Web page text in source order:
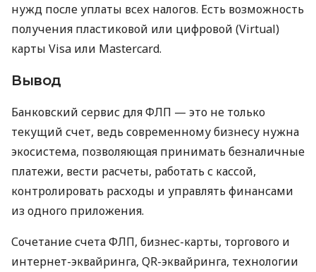
нужд после уплаты всех налогов. Есть возможность
получения пластиковой или цифровой (Virtual)
карты Visa или Mastercard.
Вывод
Банковский сервис для ФЛП — это не только
текущий счет, ведь современному бизнесу нужна
экосистема, позволяющая принимать безналичные
платежи, вести расчеты, работать с кассой,
контролировать расходы и управлять финансами
из одного приложения.
Сочетание счета ФЛП, бизнес-карты, торгового и
интернет-эквайринга, QR-эквайринга, технологии